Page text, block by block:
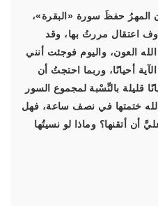
حفظَ سورة «البقرة»،
اعتقال مررتُ بها، وقد
العون، واليوم فوجئت أنني
أحيانًا، وربما احتجتُ أن
قليلة بالنِّسْبة لمجموع السور
الله ختمتها في نصف ساعة، فهل
أن أتقنها؟ وماذا لو نسيتُها